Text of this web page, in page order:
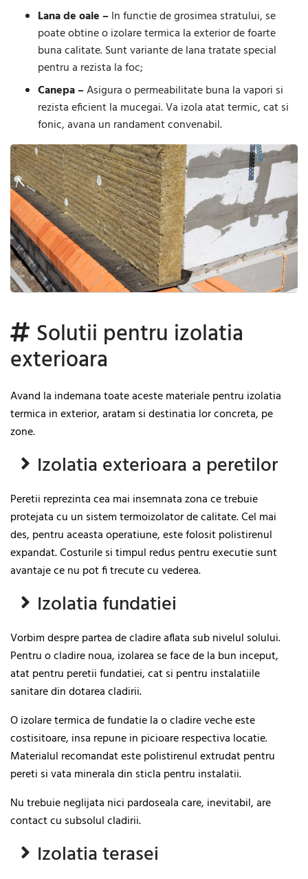
Lana de oaie –In functie de grosimea stratului, se
poate obtine o izolare termica la exterior de foarte
buna calitate. Sunt variante de lana tratate special
pentru a rezista la foc;
Canepa –Asigura o permeabilitate buna la vapori si
rezista eficient la mucegai. Va izola atat termic, cat si
fonic, avana un randament convenabil.
Solutii pentru izolatia
exterioara
Avand la indemana toate aceste materiale pentru izolatia
termica in exterior, aratam si destinatia lor concreta, pe
zone.
Izolatia exterioara a peretilor
Peretii reprezinta cea mai insemnata zona ce trebuie
protejata cu un sistem termoizolator de calitate. Cel mai
des, pentru aceasta operatiune, este folosit polistirenul
expandat. Costurile si timpul redus pentru executie sunt
avantaje ce nu pot fi trecute cu vederea.
Izolatia fundatiei
Vorbim despre partea de cladire aflata sub nivelul solului.
Pentru o cladire noua, izolarea se face de la bun inceput,
atat pentru peretii fundatiei, cat si pentru instalatiile
sanitare din dotarea cladirii.
O izolare termica de fundatie la o cladire veche este
costisitoare, insa repune in picioare respectiva locatie.
Materialul recomandat este polistirenul extrudat pentru
pereti si vata minerala din sticla pentru instalatii.
Nu trebuie neglijata nici pardoseala care, inevitabil, are
contact cu subsolul cladirii.
Izolatia terasei